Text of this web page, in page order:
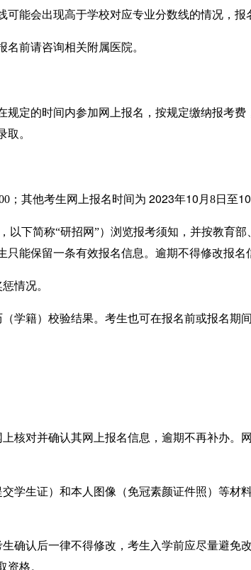
能会出现高于学校对应专业分数线的情况，报
前请咨询相关附属医院。
规定的时间内参加网上报名， 按规定缴纳报考费
。
； 其他考生网上报名时间为 2023年10 月 8日至10
以下简称“研招网”）浏览报考须知，并按教育
只能保留一条有效报名信息。逾期不得修改报名
情况。
学籍）校验结果。考生也可在报名前或报名期
核对并确认其网上报名信息，逾期不再补办。
学生证）和本人图像 （免冠素颜证件照） 等材
确认后一律不得修改， 考生 入学前应尽量避免
资格。